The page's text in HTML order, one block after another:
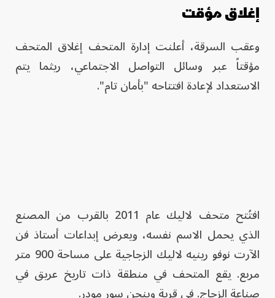
إغلاق مؤقت
وعقب السرقة، أعلنت إدارة المتحف إغلاق المتحف
مؤقتاً عبر وسائل التواصل الاجتماعي، ريثما يتم
الاستعداد لإعادة افتتاحه "بأمان تام".
افتُتح متحف لاليك عام 2011 بالقرب من المصنع
الذي يحمل الاسم نفسه، ويعرض إبداعات أستاذ فن
الآرت نوفو رينيه لاليك الزجاجية على مساحة 900 متر
مربع. يقع المتحف في منطقة ذات تاريخ عريق في